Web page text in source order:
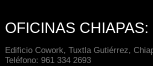
OFICINAS CHIAPAS:
Edificio Cowork, Tuxtla Gutiérrez,
Teléfono: 961 334 2693